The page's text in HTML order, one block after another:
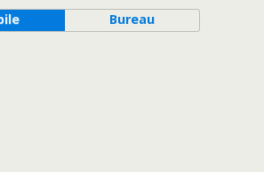
Bureau